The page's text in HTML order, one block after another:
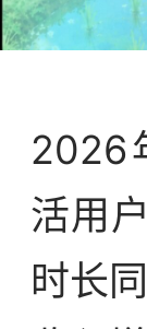
2026
活用
时长